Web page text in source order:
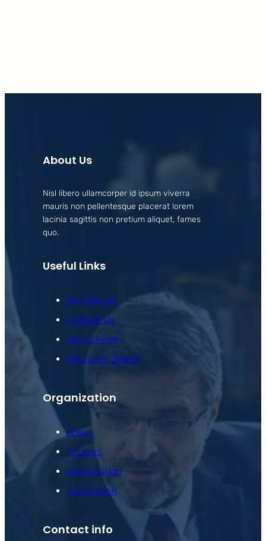
About Us
Nisl libero ullamcorper id ipsum viverra
mauris non pellentesque placerat lorem
lacinia sagittis non pretium aliquet, fames
quo.
Useful Links
Help Center
Contact Us
Online Form
Education Board
Organization
About
Courses
Appreciation
Association
Contact info